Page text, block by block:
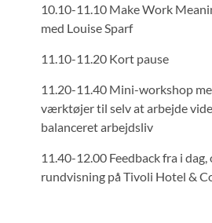
10.10-11.10 Make Work
med Louise Sparf
11.10-11.20 Kort pause
11.20-11.40 Mini-workshop
værktøjer til selv at arbejde
balanceret arbejdsliv
11.40-12.00 Feedback fra i
rundvisning på Tivoli Hotel &